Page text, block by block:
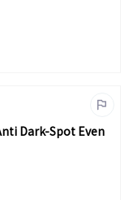
Dark-Spot Even